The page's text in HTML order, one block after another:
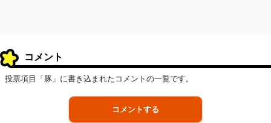
コメント
投票項目「豚」に書き込まれたコメントの一覧です。
コメントする